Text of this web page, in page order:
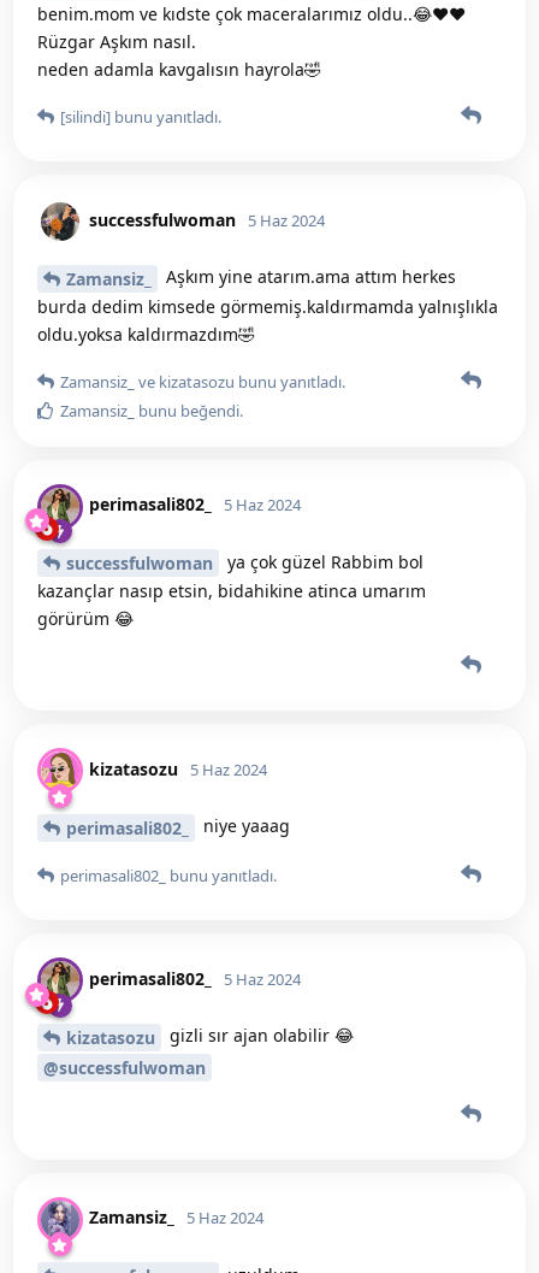
benim.mom ve kıdste çok maceralarımız oldu..😂♥️♥️
Rüzgar Aşkım nasıl.
neden adamla kavgalısın hayrola🤣
[silindi] bunu yanıtladı.
successfulwoman 5 Haz 2024
Zamansiz_
Aşkım yine atarım.ama attım herkes
burda dedim kimsede görmemiş.kaldırmamda yalnışlıkla
oldu.yoksa kaldırmazdım🤣
Zamansiz_ ve kizatasozu bunu yanıtladı.
Zamansiz_ bunu beğendi.
perimasali802_ 5 Haz 2024
successfulwoman
ya çok güzel Rabbim bol
kazançlar nasıp etsin, bidahikine atinca umarım
görürüm 😂
kizatasozu 5 Haz 2024
perimasali802_ niye yaaag
perimasali802_ bunu yanıtladı.
perimasali802_ 5 Haz 2024
kizatasozu
gizli sır ajan olabilir 😂
@successfulwoman
Zamansiz_ 5 Haz 2024